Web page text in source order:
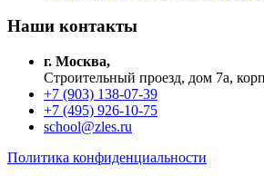
Наши контакты
г. Москва,
Строительный проезд, дом 7а,
+7 (903) 138-07-39
+7 (495) 926-10-75
school@zles.ru
Политика конфиденциальности